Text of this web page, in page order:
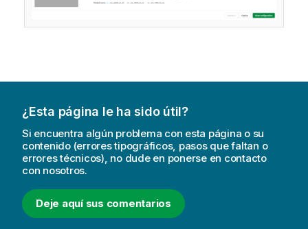
¿Esta página le ha sido útil?
Si encuentra algún problema con esta página o su
contenido (errores tipográficos, pasos que faltan o
errores técnicos), no dude en ponerse en contacto
con nosotros.
Deje aquí sus comentarios